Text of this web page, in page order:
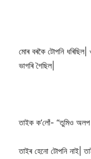
মোৰ বৰকৈ টোপনি
ভাগৰি গৈছিল|
তাইক ক’লোঁ- “তুমিও অলপ
তাইৰ হেনো টোপনি নাই|